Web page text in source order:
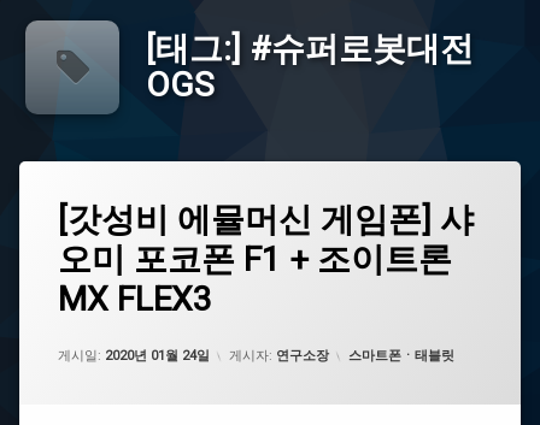
[태그:] #슈퍼로봇대전
OGS
[갓성비 에뮬머신 게임폰] 샤
오미 포코폰 F1 + 조이트론
MX FLEX3
게시일: 2020년 01월 24일
업데이트 날짜: 2021년 07월 29일
게시자: 연구소장 카테고리:
스마트폰ㆍ태블릿
#MX_FLEX3
[갓
성
비
에
뮬
머
게
에
댓
글
을
남
요.